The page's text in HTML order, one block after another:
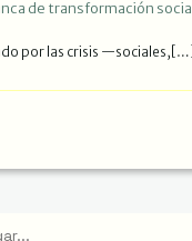
de transformación social
por las crisis —sociales,[…]